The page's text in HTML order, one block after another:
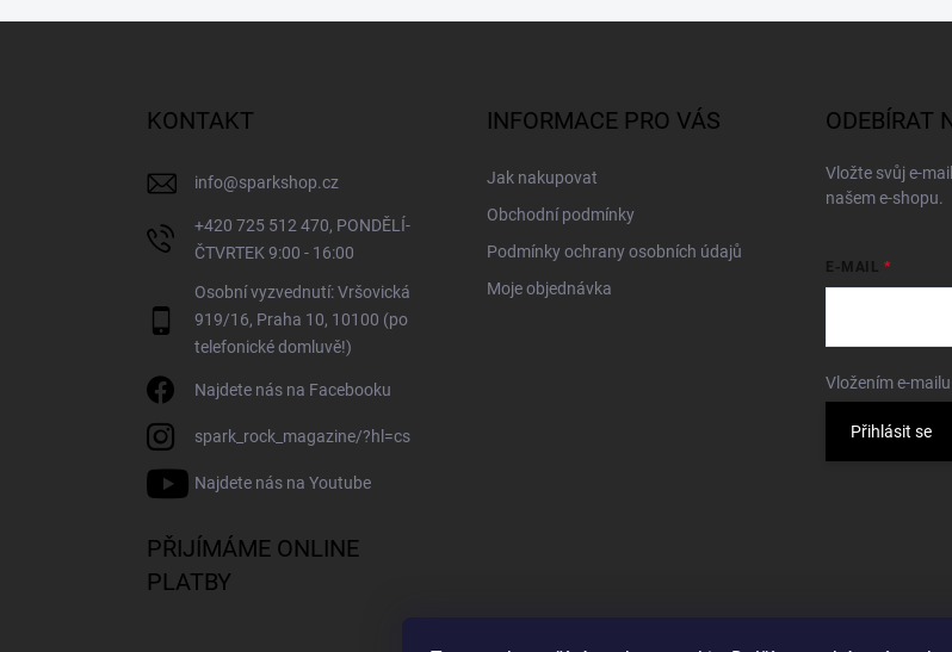
KONTAKT
info@sparkshop.cz
+420 725 512 470, PONDĚLÍ-
ČTVRTEK 9:00 - 16:00
Osobní vyzvednutí: Vršovická
919/16, Praha 10, 10100 (po
telefonické domluvě!)
Najdete nás na Facebooku
spark_rock_magazine/?hl=cs
Najdete nás na Youtube
INFORMACE PRO VÁS
Jak nakupovat
Obchodní podmínky
Podmínky ochrany osobních údajů
Moje objednávka
ODEBÍRAT
Vložte svůj e-
našem e-shopu.
E-MAIL
Vložením e-
Přihlásit se
PŘIJÍMÁME ONLINE
PLATBY